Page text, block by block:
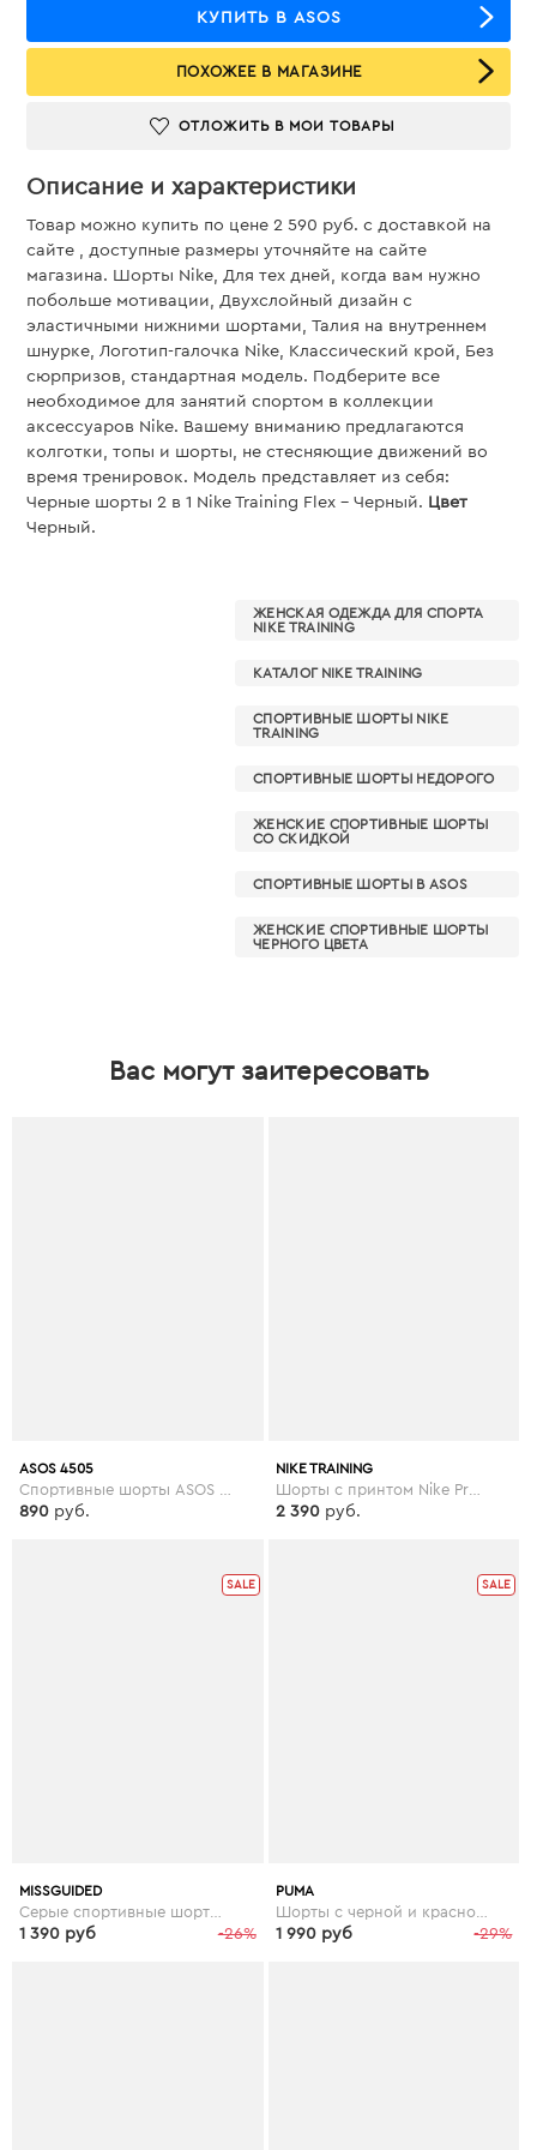
КУПИТЬ В ASOS
ПОХОЖЕЕ В МАГАЗИНЕ
ОТЛОЖИТЬ В МОИ ТОВАРЫ
Описание и характеристики
Товар можно купить по цене 2 590 руб. c доставкой на
сайте , доступные размеры уточняйте на сайте
магазина. Шорты Nike, Для тех дней, когда вам нужно
побольше мотивации, Двухслойный дизайн с
эластичными нижними шортами, Талия на внутреннем
шнурке, Логотип-галочка Nike, Классический крой, Без
сюрпризов, стандартная модель. Подберите все
необходимое для занятий спортом в коллекции
аксессуаров Nike. Вашему вниманию предлагаются
колготки, топы и шорты, не стесняющие движений во
время тренировок. Модель представляет из себя:
Черные шорты 2 в 1 Nike Training Flex - Черный. Цвет
Черный.
ЖЕНСКАЯ ОДЕЖДА ДЛЯ СПОРТА
NIKE TRAINING
КАТАЛОГ NIKE TRAINING
СПОРТИВНЫЕ ШОРТЫ NIKE
TRAINING
СПОРТИВНЫЕ ШОРТЫ НЕДОРОГО
ЖЕНСКИЕ СПОРТИВНЫЕ ШОРТЫ
СО СКИДКОЙ
СПОРТИВНЫЕ ШОРТЫ В ASOS
ЖЕНСКИЕ СПОРТИВНЫЕ ШОРТЫ
ЧЕРНОГО ЦВЕТА
Вас могут заитересовать
ASOS 4505
890 руб.
NIKE TRAINING
Шорты с принтом Nike Pro Training - 3 дюйма - Черный
2 390 руб.
SALE
MISSGUIDED
-26%
1 390 руб
SALE
PUMA
Шорты с черной и красной отделкой Puma Football - Черный
-29%
1 990 руб